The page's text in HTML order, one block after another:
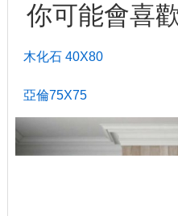
你可能會喜
木化石 40X80
亞倫75X75